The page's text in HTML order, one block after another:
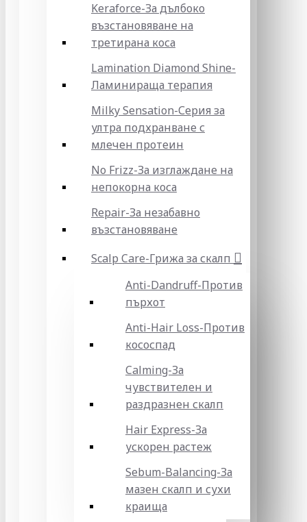
Keraforce-За дълбоко
възстановяване на
третирана коса
Lamination Diamond Shine-
Ламинираща терапия
Milky Sensation-Серия за
ултра подхранване с
млечен протеин
No Frizz-За изглаждане на
непокорна коса
Repair-За незабавно
възстановяване
Scalp Care-Грижа за скалп
Anti-Dandruff-Против
пърхот
Anti-Hair Loss-Против
кососпад
Calming-За
чувствителен и
раздразнен скалп
Hair Express-За
ускорен растеж
Sebum-Balancing-За
мазен скалп и сухи
краища